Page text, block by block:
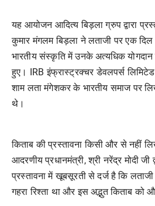
यह आयोजन आदित्य बिड़ला ग्रुप द्वारा
कुमार मंगलम बिड़ला ने लताजी पर एक दिल
भारतीय संस्कृति में उनके अत्यधिक
हुए। IRB इंफ्रास्ट्रक्चर डेवलपर्स
शाम लता मंगेशकर के भारतीय समाज पर
थे।
किताब की प्रस्तावना किसी और से नहीं
आदरणीय प्रधानमंत्री, श्री नरेंद्र मोदी जी
प्रस्तावना में खूबसूरती से दर्ज है कि
गहरा रिश्ता था और इस अद्भुत किताब को